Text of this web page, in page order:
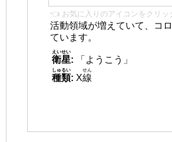
👈 お気に入りのアイコンをクリッ
活動領域が増えていて、コ
ています。
衛星
えいせい
:
「ようこう」
種類
しゅるい
: X線
せん